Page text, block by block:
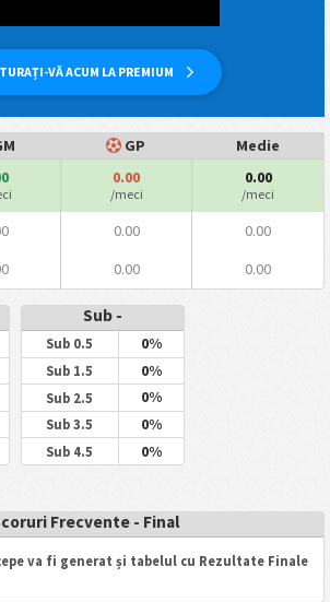
VĂ ACUM LA PREMIUM
GP Medie
0.00
/meci
0.00
/meci
0.00 0.00
0.00 0.00
Sub -
Sub 0.5 0%
Sub 1.5 0%
Sub 2.5 0%
Sub 3.5 0%
Sub 4.5 0%
Frecvente - Final
va fi generat și tabelul cu Rezultate Finale